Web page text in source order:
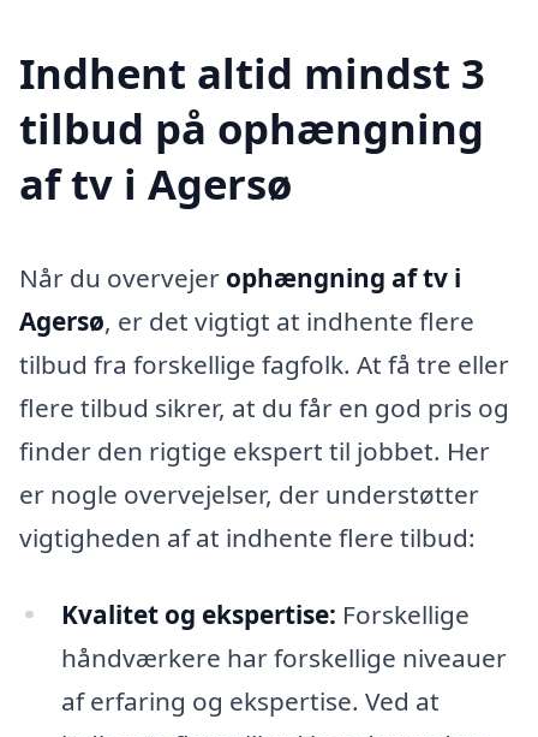
Indhent altid mindst 3
tilbud på ophængning
af tv i Agersø
Når du overvejer ophængning af tv i
Agersø, er det vigtigt at indhente flere
tilbud fra forskellige fagfolk. At få tre eller
flere tilbud sikrer, at du får en god pris og
finder den rigtige ekspert til jobbet. Her
er nogle overvejelser, der understøtter
vigtigheden af at indhente flere tilbud:
Kvalitet og ekspertise: Forskellige
håndværkere har forskellige niveauer
af erfaring og ekspertise. Ved at